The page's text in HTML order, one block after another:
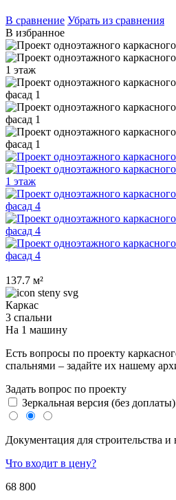
В сравнение Убрать из сравнения
В избранное
137.7 м²
Каркас
3 спальни
На 1 машину
Есть вопросы по проекту
спальнями – задайте их нашему
Задать вопрос по проекту
Зеркальная версия (без доплаты)
Документация для строительства
Что входит в цену?
68 800